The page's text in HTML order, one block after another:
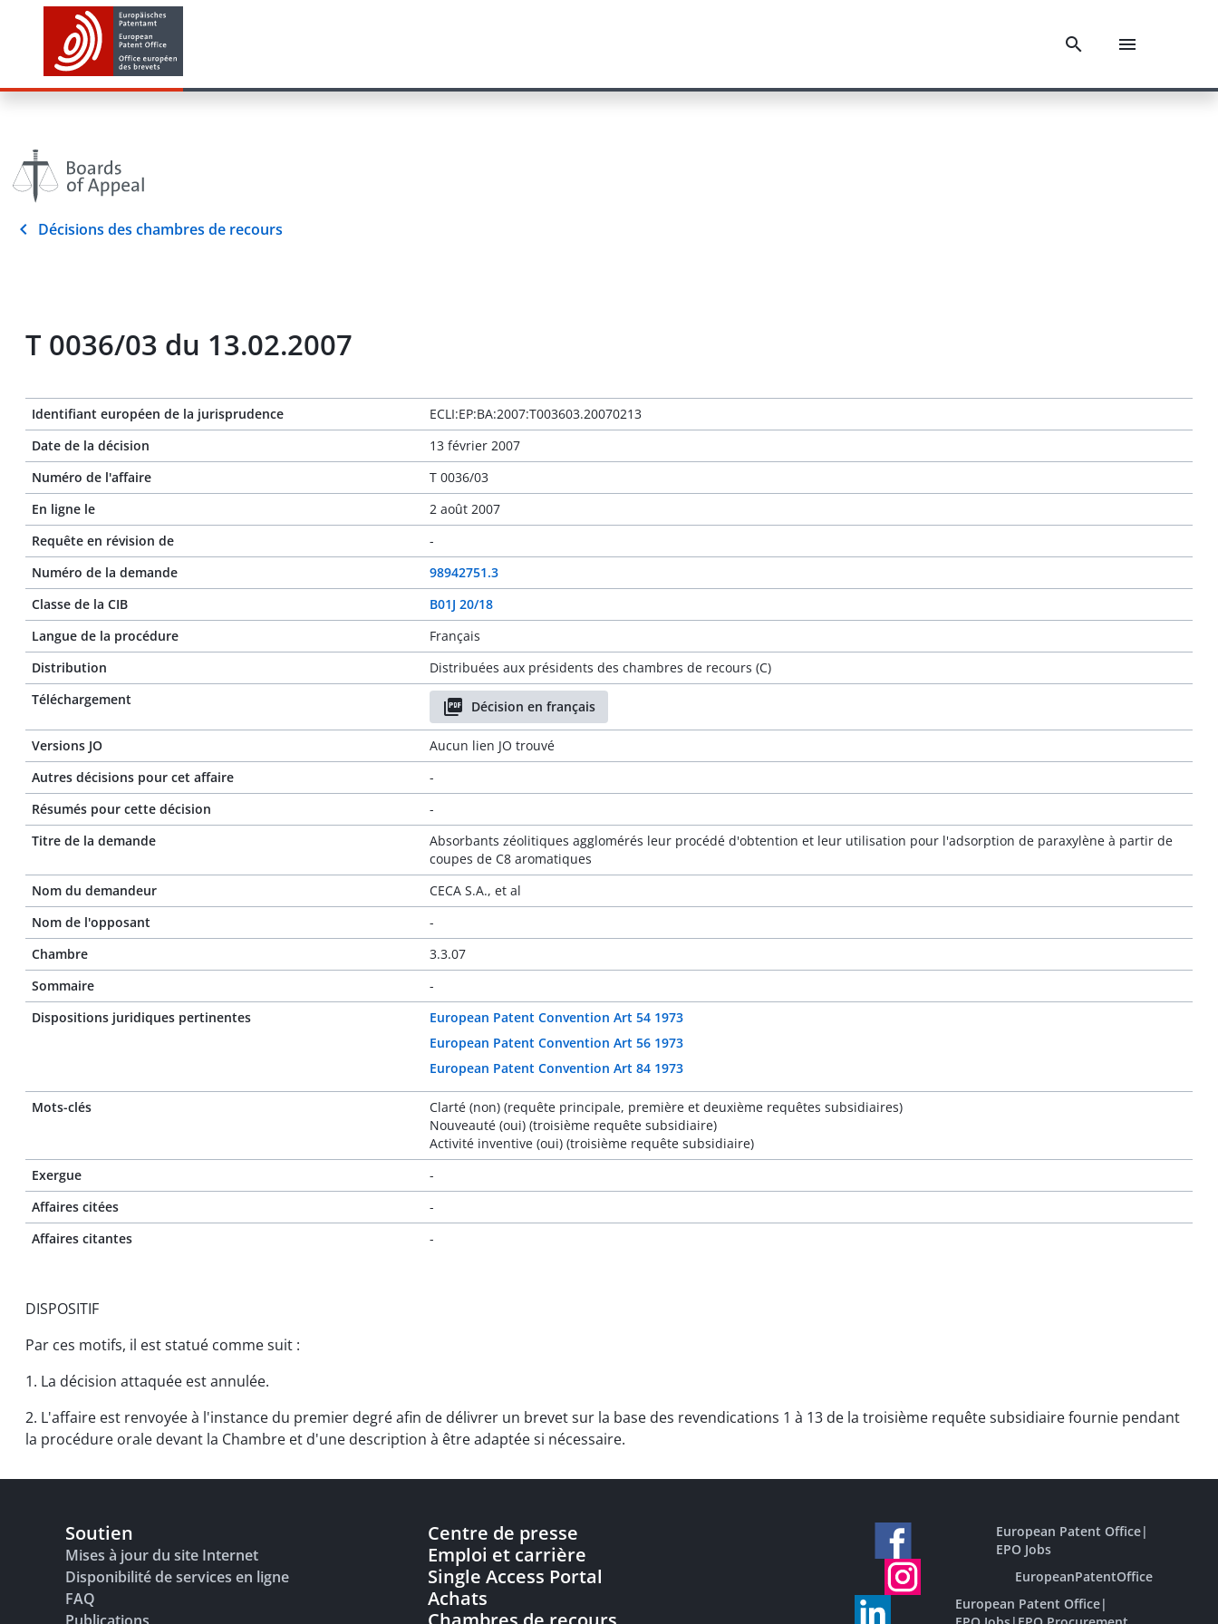
Décisions des chambres de recours
T 0036/03 du 13.02.2007
Identifiant européen de la jurisprudence
ECLI:EP:BA:2007:T003603.20070213
Date de la décision
13 février 2007
Numéro de l'affaire
T 0036/03
En ligne le
2 août 2007
Requête en révision de
-
Numéro de la demande
98942751.3
Classe de la CIB
B01J 20/18
Langue de la procédure
Français
Distribution
Distribuées aux présidents des chambres de recours (C)
Téléchargement
Décision en français
Versions JO
Aucun lien JO trouvé
Autres décisions pour cet affaire
-
Résumés pour cette décision
-
Titre de la demande
Absorbants zéolitiques agglomérés leur procédé d'obtention et leur utilisation pour l'adsorption de paraxylène à partir de
coupes de C8 aromatiques
Nom du demandeur
CECA S.A., et al
Nom de l'opposant
-
Chambre
3.3.07
Sommaire
-
Dispositions juridiques pertinentes
European Patent Convention Art 54 1973
European Patent Convention Art 56 1973
European Patent Convention Art 84 1973
Mots-clés
Clarté (non) (requête principale, première et deuxième requêtes subsidiaires)
Nouveauté (oui) (troisième requête subsidiaire)
Activité inventive (oui) (troisième requête subsidiaire)
Exergue
-
Affaires citées
-
Affaires citantes
-
DISPOSITIF
Par ces motifs, il est statué comme suit :
1. La décision attaquée est annulée.
2. L'affaire est renvoyée à l'instance du premier degré afin de délivrer un brevet sur la base des revendications 1 à 13 de la troisième requête subsidiaire fournie pendant
la procédure orale devant la Chambre et d'une description à être adaptée si nécessaire.
Soutien
Mises à jour du site Internet
Disponibilité de services en ligne
FAQ
Centre de presse
Emploi et carrière
Single Access Portal
Achats
European Patent Office|
EPO Jobs
EuropeanPatentOffice
European Patent Office|